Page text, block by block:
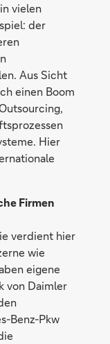
vielen
der
Aus Sicht
einen Boom
Hier
Firmen
verdient hier
wie
eigene
von Daimler
Benz-Pkw